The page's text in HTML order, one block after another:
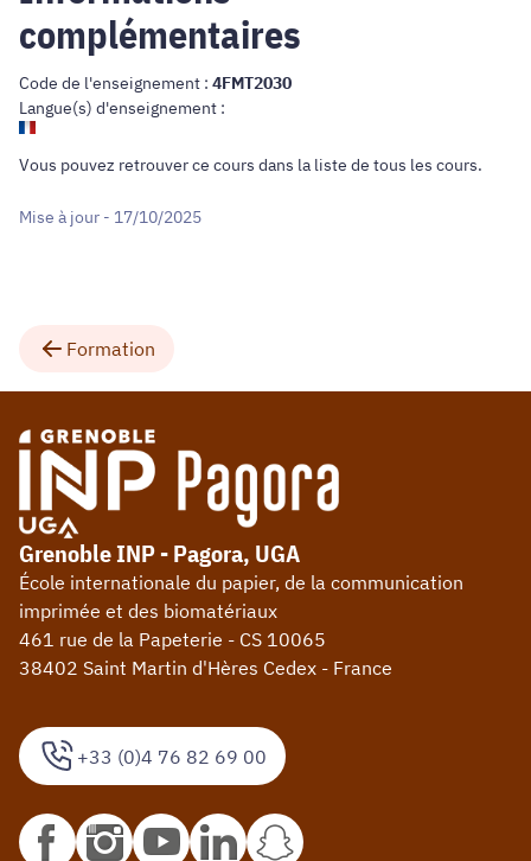
complémentaires
Code de l'enseignement : 4FMT2030
Langue(s) d'enseignement :
Vous pouvez retrouver ce cours dans la liste de tous les cours.
Mise à jour - 17/10/2025
Formation
+33 (0)4 76 82 69 00
Grenoble INP - Pagora, UGA
École internationale du papier, de la communication
imprimée et des biomatériaux
461 rue de la Papeterie - CS 10065
38402 Saint Martin d'Hères Cedex - France